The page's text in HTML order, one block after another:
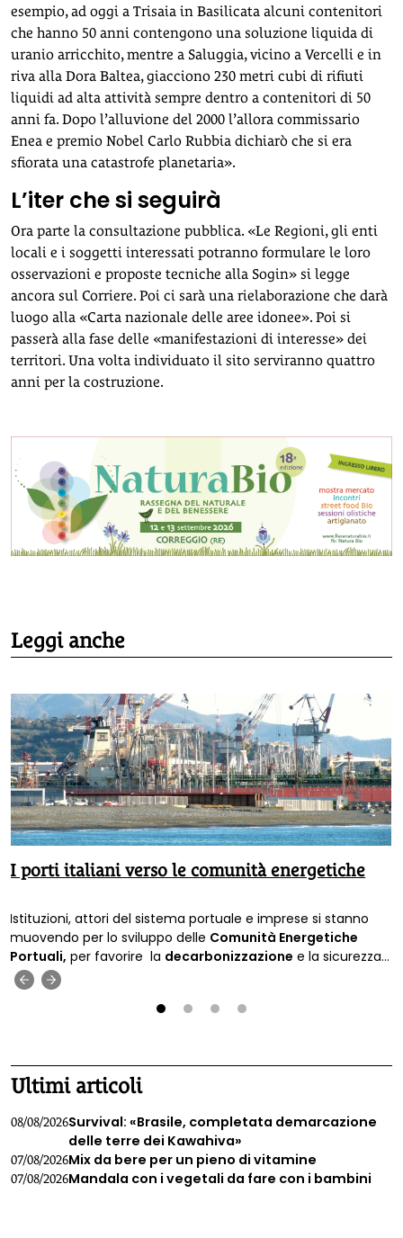
esempio, ad oggi a Trisaia in Basilicata alcuni contenitori
che hanno 50 anni contengono una soluzione liquida di
uranio arricchito, mentre a Saluggia, vicino a Vercelli e in
riva alla Dora Baltea, giacciono 230 metri cubi di rifiuti
liquidi ad alta attività sempre dentro a contenitori di 50
anni fa. Dopo l’alluvione del 2000 l’allora commissario
Enea e premio Nobel Carlo Rubbia dichiarò che si era
sfiorata una catastrofe planetaria».
L’iter che si seguirà
Ora parte la consultazione pubblica. «Le Regioni, gli enti
locali e i soggetti interessati potranno formulare le loro
osservazioni e proposte tecniche alla Sogin» si legge
ancora sul Corriere. Poi ci sarà una rielaborazione che darà
luogo alla «Carta nazionale delle aree idonee». Poi si
passerà alla fase delle «manifestazioni di interesse» dei
territori. Una volta individuato il sito serviranno quattro
anni per la costruzione.
Leggi anche
I porti italiani verso le comunità energetiche
Istituzioni, attori del sistema portuale e imprese si stanno
muovendo per lo sviluppo delle Comunità Energetiche
Portuali, per favorire la decarbonizzazione e la sicurezza
energetica.
Ultimi articoli
08/08/2026Survival: «Brasile, completata demarcazione
delle terre dei Kawahiva»
07/08/2026Mix da bere per un pieno di vitamine
07/08/2026Mandala con i vegetali da fare con i bambini